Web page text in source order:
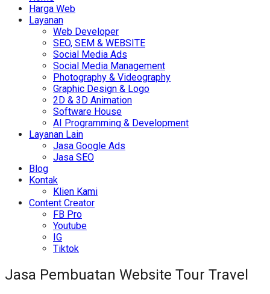
Harga Web
Layanan
Web Developer
SEO, SEM & WEBSITE
Social Media Ads
Social Media Management
Photography & Videography
Graphic Design & Logo
2D & 3D Animation
Software House
AI Programming & Development
Layanan Lain
Jasa Google Ads
Jasa SEO
Blog
Kontak
Klien Kami
Content Creator
FB Pro
Youtube
IG
Tiktok
Jasa Pembuatan Website Tour Travel